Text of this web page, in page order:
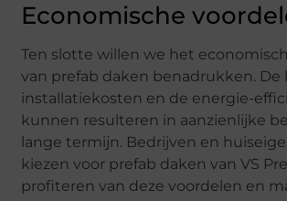
Economische
Ten slotte willen we het
van prefab daken benadrukken. De
installatiekosten en de energie-
kunnen resulteren in aanzienlijke
lange termijn. Bedrijven en
kiezen voor prefab daken van VS
profiteren van deze voordelen en